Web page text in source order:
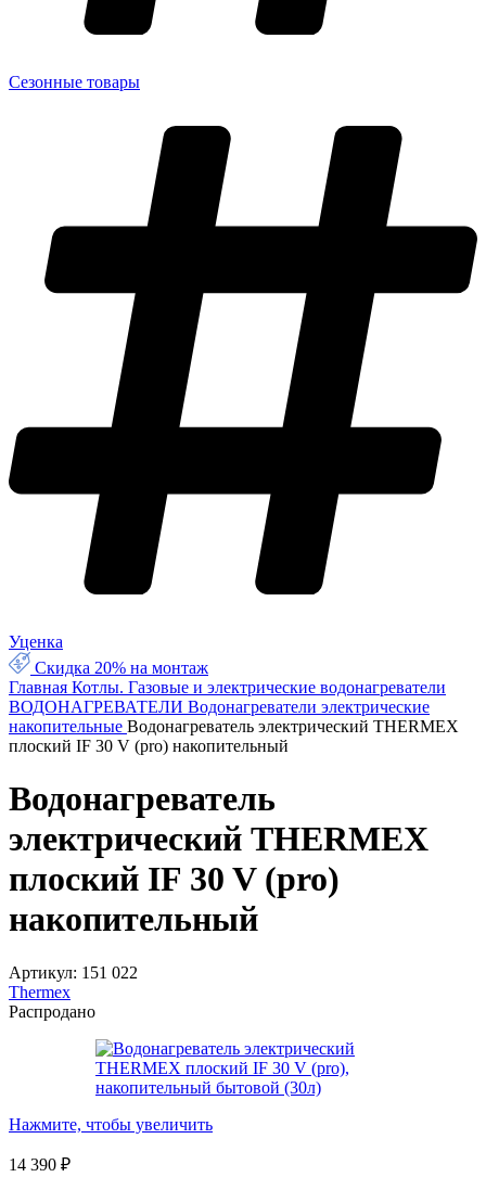
Сезонные товары
Уценка
Скидка 20% на монтаж
Главная Котлы. Газовые и электрические водонагреватели
ВОДОНАГРЕВАТЕЛИ Водонагреватели электрические
накопительные Водонагреватель электрический THERMEX
плоский IF 30 V (pro) накопительный
Водонагреватель
электрический THERMEX
плоский IF 30 V (pro)
накопительный
Артикул: 151 022
Thermex
Распродано
Нажмите, чтобы увеличить
14 390 ₽